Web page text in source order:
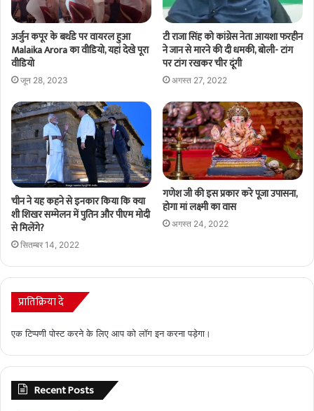
अर्जुन कपूर के बर्थडे पर वायरल हुआ
Malaika Arora का वीडियो, यहां देखे पूरा
वीडियो
जून 28, 2023
टी राजा सिंह को कांग्रेस नेता आयशा फरहीन
ने जान से मारने की दी धमकी, बोली- टांग
पर टांग रखकर चीर दूंगी
अगस्त 27, 2022
चीन ने यह कहने से इनकार किया कि क्या
शी शिखर सम्मेलन में पुतिन और पीएम मोदी
से मिलेंगे?
सितम्बर 14, 2022
गणेश जी की इस प्रकार करे पूजा उपासना,
होगा मां लक्ष्मी का वास
अगस्त 24, 2022
प्रातिक्रिया दे
एक टिप्पणी पोस्ट करने के लिए आप कोलॉग इनकरना पड़ेगा।
Recent Posts